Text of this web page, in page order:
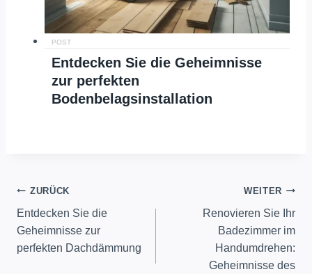
POST
Entdecken Sie die Geheimnisse
zur perfekten
Bodenbelagsinstallation
Beitragsnavigation
ZURÜCK
Entdecken Sie die
Geheimnisse zur
perfekten Dachdämmung
WEITER
Renovieren Sie Ihr
Badezimmer im
Handumdrehen:
Geheimnisse des